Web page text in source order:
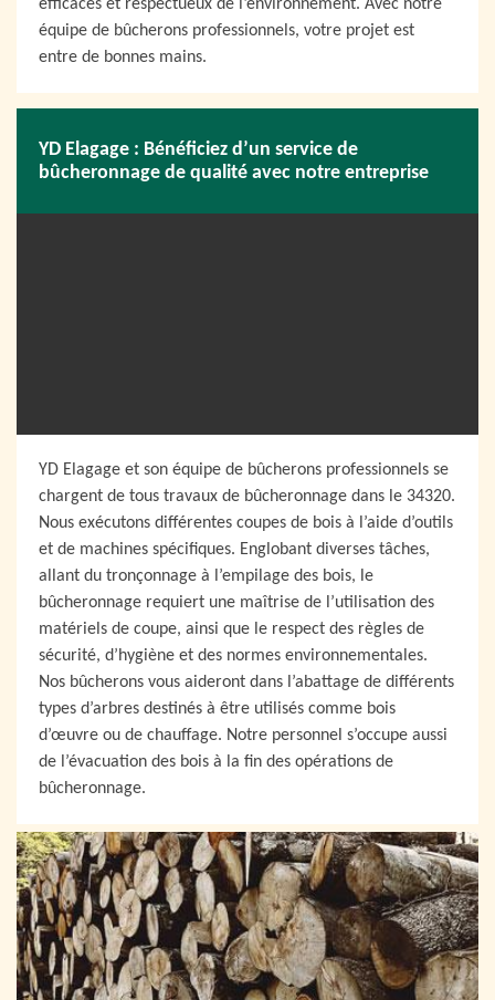
efficaces et respectueux de l‘environnement. Avec notre
équipe de bûcherons professionnels, votre projet est
entre de bonnes mains.
YD Elagage : Bénéficiez d’un service de
bûcheronnage de qualité avec notre entreprise
YD Elagage et son équipe de bûcherons professionnels se
chargent de tous travaux de bûcheronnage dans le 34320.
Nous exécutons différentes coupes de bois à l’aide d’outils
et de machines spécifiques. Englobant diverses tâches,
allant du tronçonnage à l’empilage des bois, le
bûcheronnage requiert une maîtrise de l’utilisation des
matériels de coupe, ainsi que le respect des règles de
sécurité, d’hygiène et des normes environnementales.
Nos bûcherons vous aideront dans l’abattage de différents
types d’arbres destinés à être utilisés comme bois
d’œuvre ou de chauffage. Notre personnel s’occupe aussi
de l’évacuation des bois à la fin des opérations de
bûcheronnage.